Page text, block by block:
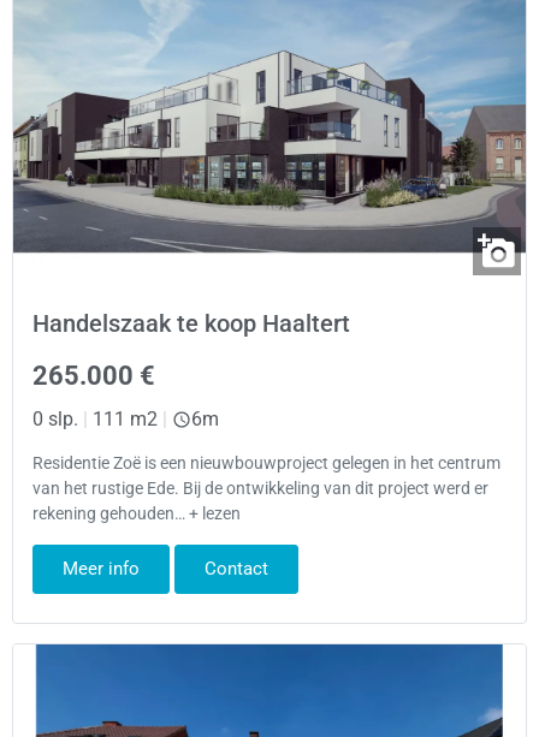
Handelszaak te koop Haaltert
265.000 €
0 slp. | 111 m2 | 6m
Residentie Zoë is een nieuwbouwproject gelegen in het centrum
van het rustige Ede. Bij de ontwikkeling van dit project werd er
rekening gehouden… + lezen
Meer info Contact